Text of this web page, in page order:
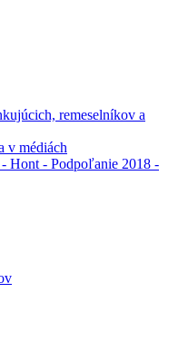
remeselníkov a
v médiách
Hont - Podpoľanie 2018 -